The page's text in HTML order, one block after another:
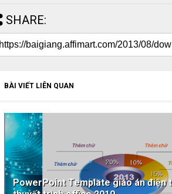
SHARE:
BÀI VIẾT LIÊN QUAN
PowerPoint Template giáo án điện